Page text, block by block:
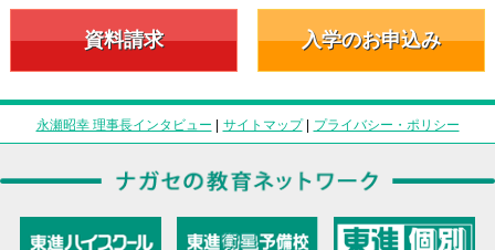
資料請求 入学のお申込み
永瀬昭幸 理事長インタビュー | サイトマップ| プライバシー・ポリシー